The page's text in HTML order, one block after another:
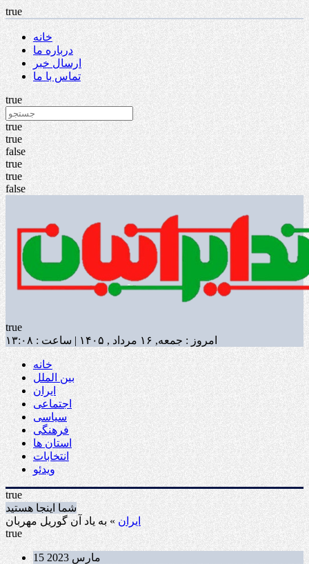
true
خانه
درباره ما
ارسال خبر
تماس با ما
true
true
true
false
true
true
false
true
امروز : جمعه, ۱۶ مرداد , ۱۴۰۵ | ساعت : ۱۳:۰۸
خانه
بین الملل
ایران
اجتماعی
سیاسی
فرهنگی
استان ها
انتخابات
ویدئو
true
شما اینجا هستید
ایران » به یاد آن گوریل مهربان
true
15 مارس 2023